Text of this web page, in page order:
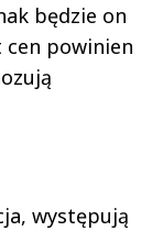
będzie on
cen powinien
występują